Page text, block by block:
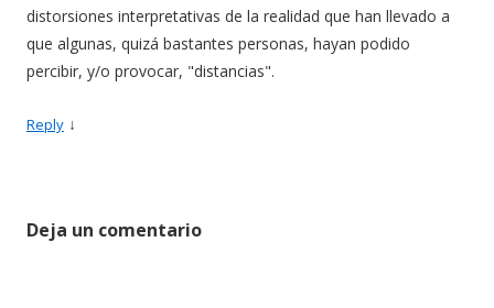
distorsiones interpretativas de la realidad que han llevado a
que algunas, quizá bastantes personas, hayan podido
percibir, y/o provocar, "distancias".
Reply ↓
Deja un comentario